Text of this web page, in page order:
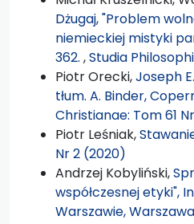
Dżugaj, "Problem
niemieckiej mistyki
362. ,Studia
Piotr Orecki,Joseph
tłum. A. Binder,
Christianae: Tom 61
Piotr Leśniak,
Nr 2 (2020)
Andrzej Kobyliński,
współczesnej etyki",
Warszawie,